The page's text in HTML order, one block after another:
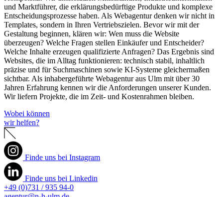
und Marktführer, die erklärungsbedürftige Produkte und komplexe
Entscheidungsprozesse haben. Als Webagentur denken wir nicht in
Templates, sondern in Ihren Vertriebszielen. Bevor wir mit der
Gestaltung beginnen, klären wir: Wen muss die Website
überzeugen? Welche Fragen stellen Einkäufer und Entscheider?
Welche Inhalte erzeugen qualifizierte Anfragen? Das Ergebnis sind
Websites, die im Alltag funktionieren: technisch stabil, inhaltlich
präzise und für Suchmaschinen sowie KI-Systeme gleichermaßen
sichtbar. Als inhabergeführte Webagentur aus Ulm mit über 30
Jahren Erfahrung kennen wir die Anforderungen unserer Kunden.
Wir liefern Projekte, die im Zeit- und Kostenrahmen bleiben.
Wobei können
wir helfen?
Finde uns bei Instagram
Finde uns bei Linkedin
+49 (0)731 / 935 94-0